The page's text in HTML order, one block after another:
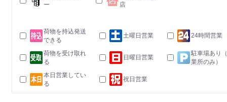
ー
店
荷物を持込発送
できる
土曜日営業 24時間営業
荷物を受け取れ
る
日曜日営業
駐車場あり
業所のみ）
本日営業してい
る
祝日営業